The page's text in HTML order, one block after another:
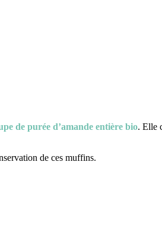
de purée d’amande entière bio. Elle
de ces muffins.